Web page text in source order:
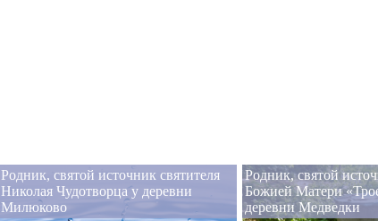
Родник, святой источник святителя
Николая Чудотворца у деревни
Милюково
Родник, святой
Божией Матери
деревни Медведки